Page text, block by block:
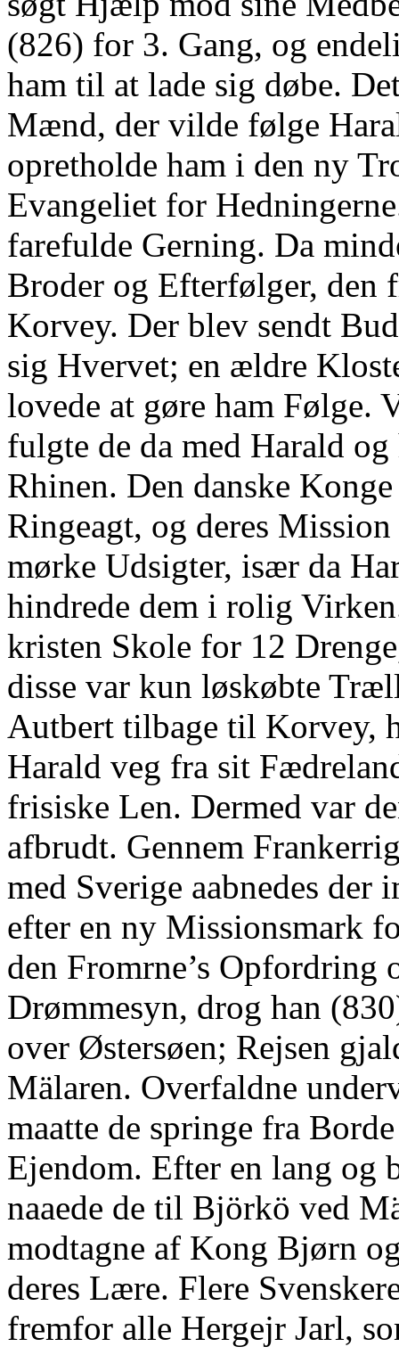
(826) for 3. Gang, og
ham til at lade sig døbe.
Mænd, der vilde følge
opretholde ham i den ny
Evangeliet for
farefulde Gerning. Da
Broder og Efterfølger, den
Korvey. Der blev sendt
sig Hvervet; en ældre
lovede at gøre ham Følge.
fulgte de da med Harald
Rhinen. Den danske
Ringeagt, og deres
mørke Udsigter, især da
hindrede dem i rolig
kristen Skole for 12
disse var kun løskøbte
Autbert tilbage til Korvey,
Harald veg fra sit
frisiske Len. Dermed var
afbrudt. Gennem
med Sverige aabnedes der
efter en ny Missionsmark
den Fromrne’s Opfordring
Drømmesyn, drog han
over Østersøen; Rejsen
Mälaren. Overfaldne
maatte de springe fra
Ejendom. Efter en lang og
naaede de til Björkö ved
modtagne af Kong Bjørn
deres Lære. Flere
fremfor alle Hergejr Jarl,